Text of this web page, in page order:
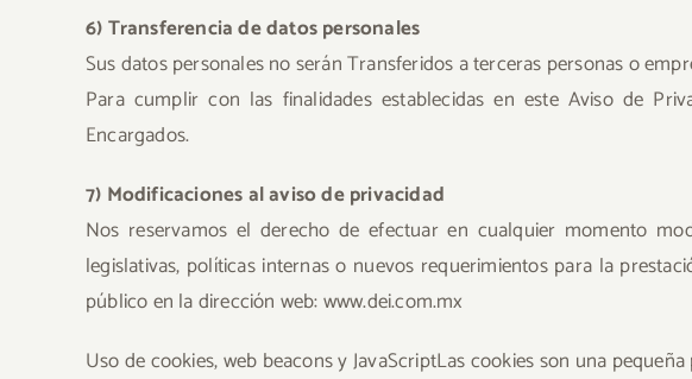
6) Transferencia de datos personales
Sus datos personales no serán Transferidos a terceras personas o
Para cumplir con las finalidades establecidas en este Aviso de
Encargados.
7) Modificaciones al aviso de privacidad
Nos reservamos el derecho de efectuar en cualquier momento
legislativas, políticas internas o nuevos requerimientos para la
público en la dirección web: www.dei.com.mx
Uso de cookies, web beacons y JavaScriptLas cookies son una